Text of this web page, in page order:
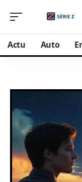
Actu Auto